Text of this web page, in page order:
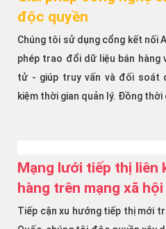
độc quyền
Chúng tôi sử dụng cổng kết nối
phép trao đổi dữ liệu bán hàng
tử - giúp truy vấn và đối soát
kiệm thời gian quản lý. Đồng
Mạng lưới tiếp thị liên
hàng trên mạng xã
Tiếp cận xu hướng tiếp thị mới